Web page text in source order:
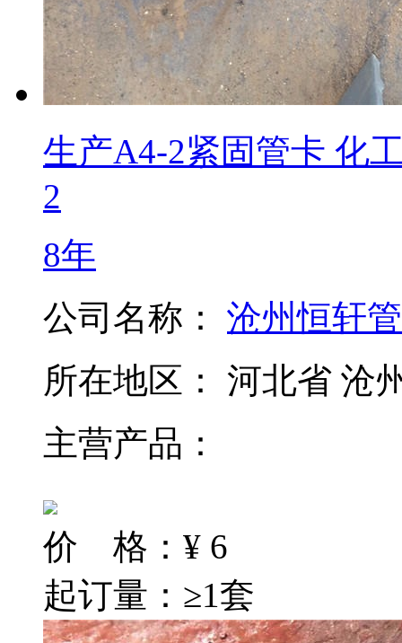
生产A4-2紧固管卡 化
2
8年
公司名称： 沧州恒轩
所在地区： 河北省 沧
主营产品：
价 格： ¥ 6
起订量：≥1套